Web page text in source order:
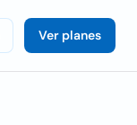
Ver planes